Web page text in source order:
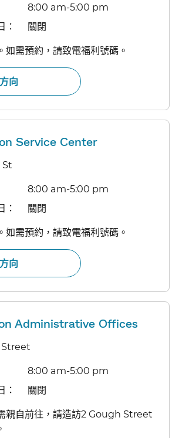
8:00 am-5:00 pm​​
：​​
關閉​​
如需預約，請致電福利號碼。​​
向​​
Service Center
St
8:00 am-5:00 pm​​
：​​
關閉​​
如需預約，請致電福利號碼。​​
向​​
Administrative Offices
Street
8:00 am-5:00 pm​​
：​​
關閉​​
親自前往，請造訪2 Gough Street